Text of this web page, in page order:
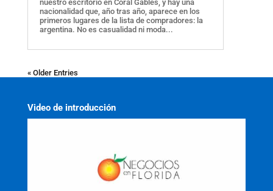
nuestro escritorio en Coral Gables, y hay una
nacionalidad que, año tras año, aparece en los
primeros lugares de la lista de compradores: la
argentina. No es casualidad ni moda...
« Older Entries
Video de introducción